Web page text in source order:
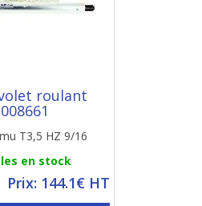
roulant
T3,5 HZ 9/16
en stock
Prix: 144.1€ HT